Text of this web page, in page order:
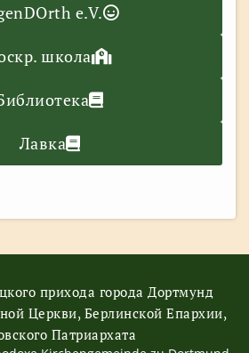
e.V.
школа
Лавка
прихода города Дортмунд
Церкви, Берлинской Епархии,
Патриархата